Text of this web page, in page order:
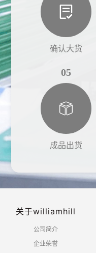
确认大货
05
成品出货
关于williamhill
公司简介
企业荣誉